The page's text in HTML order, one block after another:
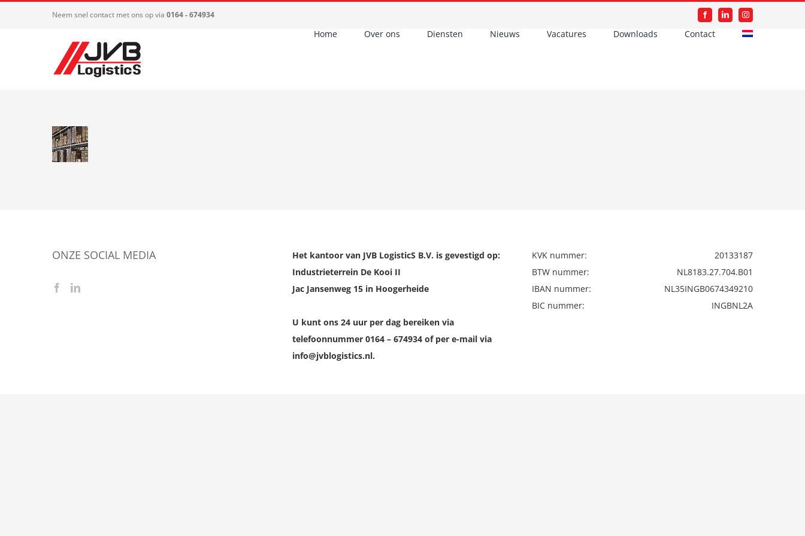
Neem snel contact met ons op via 0164 - 674934 FacebookLinkedInInstagram
Home Over ons Diensten Nieuws Vacatures Downloads Contact
ONZE SOCIAL MEDIA
Het kantoor van JVB LogisticS B.V. is gevestigd op:
Industrieterrein De Kooi II
Jac Jansenweg 15 in Hoogerheide
U kunt ons 24 uur per dag bereiken via
telefoonnummer 0164 – 674934 of per e-mail via
info@jvblogistics.nl.
KVK nummer:
20133187
BTW nummer:
NL8183.27.704.B01
IBAN nummer:
NL35INGB0674349210
BIC nummer:
INGBNL2A